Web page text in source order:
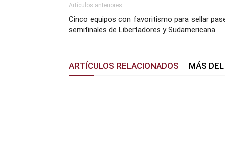
Artículos anteriores
Cinco equipos con favoritismo para sellar
semifinales de Libertadores y Sudamericana
ARTÍCULOS RELACIONADOS MÁS